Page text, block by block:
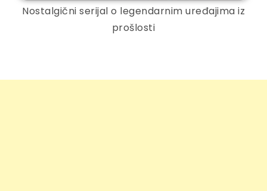
Nostalgični serijal o legendarnim uređajima iz
prošlosti